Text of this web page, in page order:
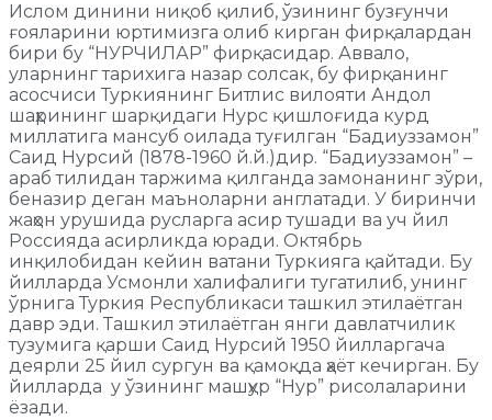
Ислом динини ниқоб қилиб, ўзининг бузғунчи
ғояларини юртимизга олиб кирган фирқалардан
бири бу “НУРЧИЛАР” фирқасидар. Аввало,
уларнинг тарихига назар солсак, бу фирқанинг
асосчиси Туркиянинг Битлис вилояти Андол
шаҳрининг шарқидаги Нурс қишлоғида курд
миллатига мансуб оилада туғилган “Бадиуззамон”
Саид Нурсий (1878-1960 й.й.)дир. “Бадиуззамон” –
араб тилидан таржима қилганда замонанинг зўри,
беназир деган маъноларни англатади. У биринчи
жаҳон урушида русларга асир тушади ва уч йил
Россияда асирликда юради. Октябрь
инқилобидан кейин ватани Туркияга қайтади. Бу
йилларда Усмонли халифалиги тугатилиб, унинг
ўрнига Туркия Республикаси ташкил этилаётган
давр эди. Ташкил этилаётган янги давлатчилик
тузумига қарши Саид Нурсий 1950 йилларгача
деярли 25 йил сургун ва қамоқда ҳаёт кечирган. Бу
йилларда у ўзининг машҳур “Нур” рисолаларини
ёзади.